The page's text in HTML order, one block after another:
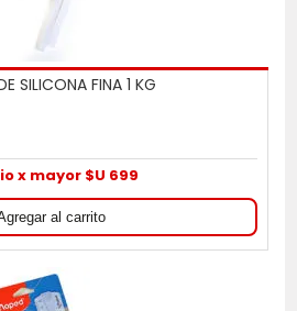
SILICONA FINA 1 KG
x mayor $U 699